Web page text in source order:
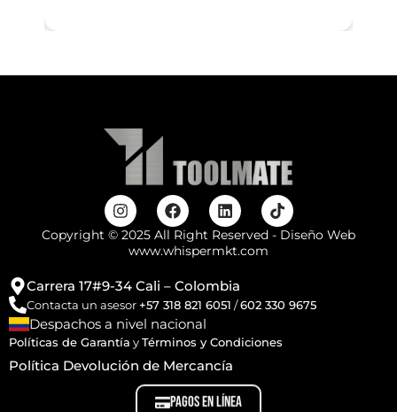
Copyright © 2025 All Right Reserved - Diseño Web
www.whispermkt.com
Carrera 17#9-34 Cali – Colombia
Contacta un asesor+57 318 821 6051 /602 330 9675
Despachos a nivel nacional
Políticas de Garantía yTérminos y Condiciones
Política Devolución de Mercancía
PAGOS EN LÍNEA